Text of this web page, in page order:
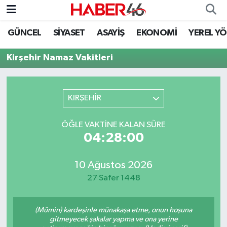
GÜNCEL SİYASET ASAYİŞ EKONOMİ YEREL
Kirşehir Namaz Vakitleri
KIRŞEHİR
ÖĞLE VAKTINE KALAN SÜRE
04:28:00
10 Ağustos 2026
27 Safer 1448
(Mümin) kardeşinle münakaşa etme, onun hoşuna
gitmeyecek şakalar yapma ve ona yerine
GÜNCEL
EKONOMİ
EĞİTİM
Nöbetçi Eczaneler
Kahramanmaraş Namaz Vakitleri
Süper Lig Puan Durumu ve Fikstür
Tüm Manşetler
Haber Arşivi